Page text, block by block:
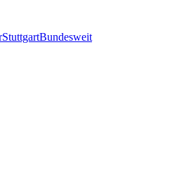
StuttgartBundesweit